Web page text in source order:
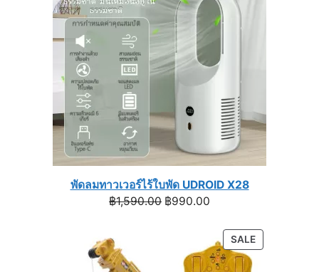
พัดลมทาวเวอร์ไร้ใบพัด UDROID X28
฿1,590.00 Original
฿1,590.00.
฿990.00
฿990.00.
SALEPRODUCT
ON